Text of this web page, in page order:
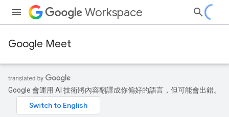
Workspace
Google Meet
Google 會運用 AI 技術將內容翻譯成你偏好的語言，但可能會出錯。